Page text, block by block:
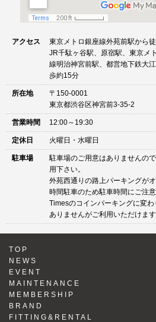
アクセス
東京メトロ銀座線外苑前駅から
JR千駄ヶ谷駅、原宿駅、東京メ
線明治神宮前駅、都営地下鉄大
歩約15分
所在地
〒150-0001
東京都渋谷区神宮前3-35-2
営業時間 12:00～19:30
定休日 火曜日・水曜日
駐車場
駐車場のご用意はありませんの
用下さい。
外苑西通りの路上パーキングが
時間駐車のため駐車時間にご注
Timesのコインパーキングに変
ありませんがご利用いただけます
TOP
NEWS
EVENT
MAINTENANCE
MEMBERSHIP
BRAND
FITTING&RENTAL